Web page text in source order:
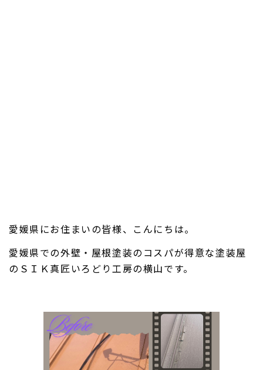
愛媛県にお住まいの皆様、こんにちは。
愛媛県での外壁・屋根塗装のコスパが得意な塗装屋
のＳＩＫ真匠いろどり工房の横山です。